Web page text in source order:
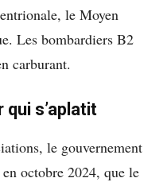
le Moyen
Les bombardiers B2
carburant.
qui s’aplatit
le gouvernement
octobre 2024, que le